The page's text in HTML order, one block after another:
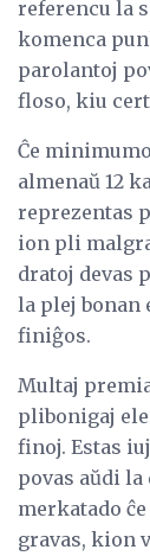
referencu la
komenca
parolantoj
floso, kiu
Ĉe
almenaŭ 12
reprezentas
ion pli
dratoj devas
la plej bonan
finiĝos.
Multaj
plibonigaj
finoj. Estas
povas aŭdi
merkatado
gravas, kion